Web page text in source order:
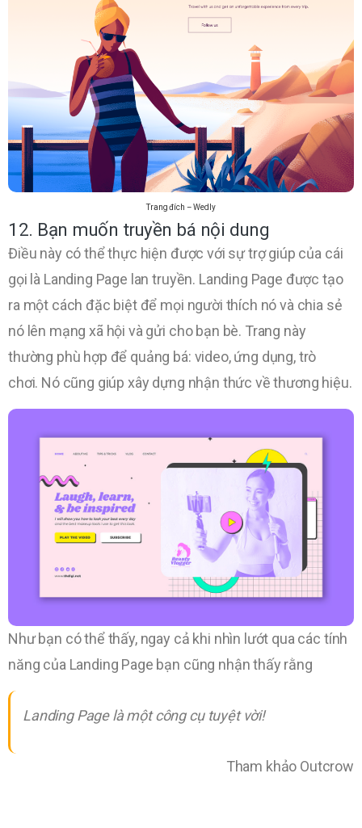
Trang đích – Wedly
12. Bạn muốn truyền bá nội dung
Điều này có thể thực hiện được với sự trợ giúp của cái
gọi là Landing Page lan truyền. Landing Page được tạo
ra một cách đặc biệt để mọi người thích nó và chia sẻ
nó lên mạng xã hội và gửi cho bạn bè. Trang này
thường phù hợp để quảng bá: video, ứng dụng, trò
chơi. Nó cũng giúp xây dựng nhận thức về thương hiệu.
Như bạn có thể thấy, ngay cả khi nhìn lướt qua các tính
năng của Landing Page bạn cũng nhận thấy rằng
Landing Page là một công cụ tuyệt vời!
Tham khảo Outcrow